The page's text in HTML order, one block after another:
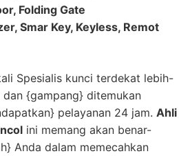
Folding Gate
Smar Key, Keyless, Remot
Spesialis kunci terdekat lebih-
{gampang} ditemukan
pelayanan 24 jam. Ahli
ini memang akan benar-
Anda dalam memecahkan